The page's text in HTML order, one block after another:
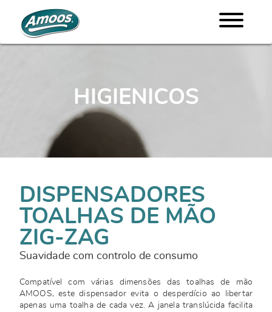
HIGIENICOS
DISPENSADORES
TOALHAS DE MÃO
ZIG-ZAG
Suavidade com controlo de consumo
Compatível com várias dimensões das toalhas de mão
AMOOS, este dispensador evita o desperdício ao libertar
apenas uma toalha de cada vez. A janela translúcida facilita